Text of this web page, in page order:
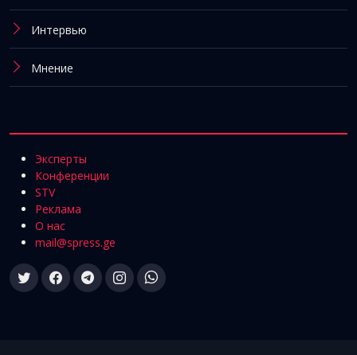
Интервью
Мнение
Эксперты
Конференции
STV
Реклама
О нас
mail@spress.ge